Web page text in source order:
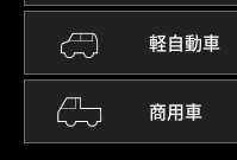
軽自動車
商用車